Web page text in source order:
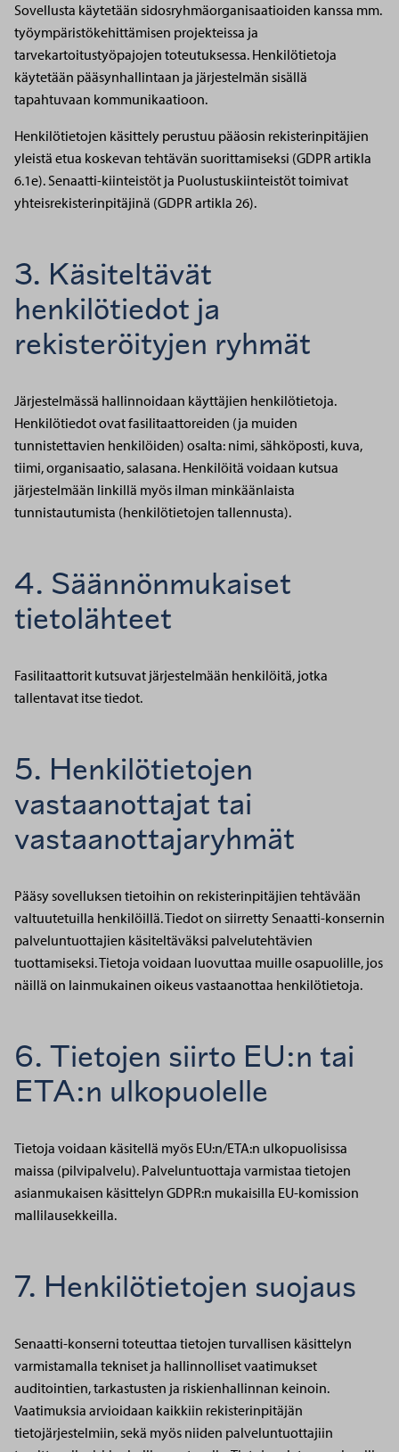
Sovellusta käytetään sidosryhmäorganisaatioiden kanssa mm.
työympäristökehittämisen projekteissa ja
tarvekartoitustyöpajojen toteutuksessa. Henkilötietoja
käytetään pääsynhallintaan ja järjestelmän sisällä
tapahtuvaan kommunikaatioon.
Henkilötietojen käsittely perustuu pääosin rekisterinpitäjien
yleistä etua koskevan tehtävän suorittamiseksi (GDPR artikla
6.1e). Senaatti-kiinteistöt ja Puolustuskiinteistöt toimivat
yhteisrekisterinpitäjinä (GDPR artikla 26).
3. Käsiteltävät
henkilötiedot ja
rekisteröityjen ryhmät
Järjestelmässä hallinnoidaan käyttäjien henkilötietoja.
Henkilötiedot ovat fasilitaattoreiden (ja muiden
tunnistettavien henkilöiden) osalta: nimi, sähköposti, kuva,
tiimi, organisaatio, salasana. Henkilöitä voidaan kutsua
järjestelmään linkillä myös ilman minkäänlaista
tunnistautumista (henkilötietojen tallennusta).
4. Säännönmukaiset
tietolähteet
Fasilitaattorit kutsuvat järjestelmään henkilöitä, jotka
tallentavat itse tiedot.
5. Henkilötietojen
vastaanottajat tai
vastaanottajaryhmät
Pääsy sovelluksen tietoihin on rekisterinpitäjien tehtävään
valtuutetuilla henkilöillä. Tiedot on siirretty Senaatti-konsernin
palveluntuottajien käsiteltäväksi palvelutehtävien
tuottamiseksi. Tietoja voidaan luovuttaa muille osapuolille, jos
näillä on lainmukainen oikeus vastaanottaa henkilötietoja.
6. Tietojen siirto EU:n tai
ETA:n ulkopuolelle
Tietoja voidaan käsitellä myös EU:n/ETA:n ulkopuolisissa
maissa (pilvipalvelu). Palveluntuottaja varmistaa tietojen
asianmukaisen käsittelyn GDPR:n mukaisilla EU-komission
mallilausekkeilla.
7. Henkilötietojen suojaus
Senaatti-konserni toteuttaa tietojen turvallisen käsittelyn
varmistamalla tekniset ja hallinnolliset vaatimukset
auditointien, tarkastusten ja riskienhallinnan keinoin.
Vaatimuksia arvioidaan kaikkiin rekisterinpitäjän
tietojärjestelmiin, sekä myös niiden palveluntuottajiin